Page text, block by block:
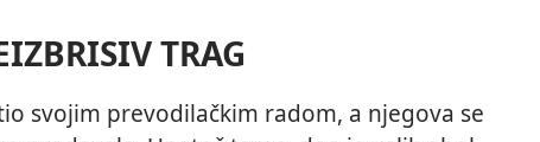
TRAG
svojim prevodilačkim radom, a njegova se